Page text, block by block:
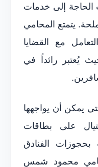
إلى خدمات
يتمتع المحامي
مع القضايا
يُعتبر رائداً في
يمكن أن يواجهها
على بطاقات
بحجوزات الفنادق
محمود شمس